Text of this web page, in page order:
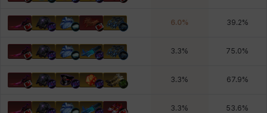
6.0% 39.2%
3.3% 75.0%
3.3% 67.9%
3.3% 53.6%